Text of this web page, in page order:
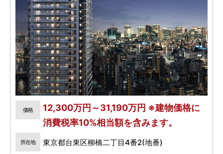
価格
12,300万円～31,190万円 ※建物価格に
消費税率10%相当額を含みます。
所在地 東京都台東区柳橋二丁目4番2(地番)